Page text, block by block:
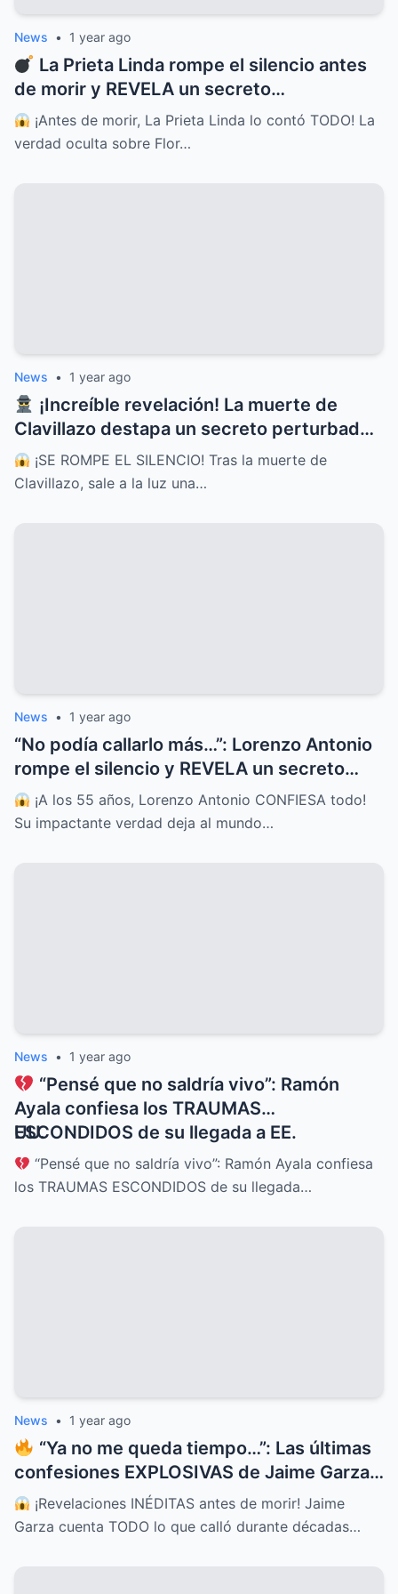
News • 1 year ago
La Prieta Linda rompe el silencio antes
de morir y REVELA un secreto
INIMAGINABLE sobre Flor Silvestre
¡Antes de morir, La Prieta Linda lo contó TODO! La
verdad oculta sobre Flor…
News • 1 year ago
¡Increíble revelación! La muerte de
Clavillazo destapa un secreto perturbador
que fue escondido por años
¡SE ROMPE EL SILENCIO! Tras la muerte de
Clavillazo, sale a la luz una…
News • 1 year ago
“No podía callarlo más…”: Lorenzo Antonio
rompe el silencio y REVELA un secreto
guardado por décadas
¡A los 55 años, Lorenzo Antonio CONFIESA todo!
Su impactante verdad deja al mundo…
News • 1 year ago
“Pensé que no saldría vivo”: Ramón
Ayala confiesa los TRAUMAS
ESCONDIDOS de su llegada a EE.
UU.
“Pensé que no saldría vivo”: Ramón Ayala confiesa
los TRAUMAS ESCONDIDOS de su llegada…
News • 1 year ago
“Ya no me queda tiempo…”: Las últimas
confesiones EXPLOSIVAS de Jaime Garza
que lo cambian TODO
¡Revelaciones INÉDITAS antes de morir! Jaime
Garza cuenta TODO lo que calló durante décadas…